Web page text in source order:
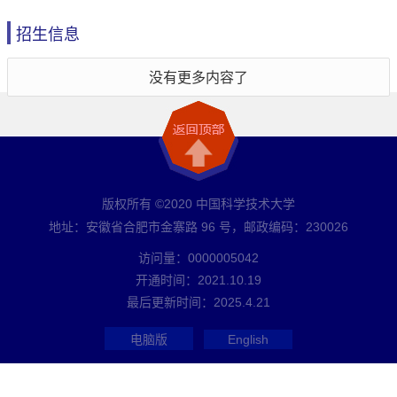
招生信息
没有更多内容了
版权所有 ©2020 中国科学技术大学
地址：安徽省合肥市金寨路 96 号，邮政编码：230026
访问量： 0000005042
开通时间： 2021 10 19
最后更新时间： 2025 4 21
电脑版 English